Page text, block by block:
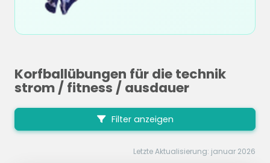
Korfballübungen für die technik
strom / fitness / ausdauer
Filter anzeigen
Letzte Aktualisierung: januar 2026